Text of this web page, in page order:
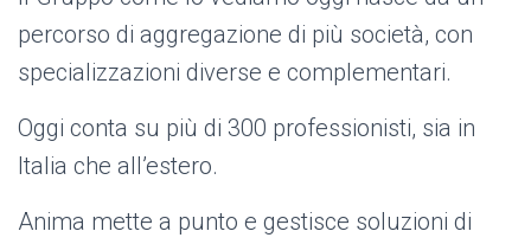
percorso di aggregazione di più società, con
specializzazioni diverse e complementari.
Oggi conta su più di 300 professionisti, sia in
Italia che all’estero.
Anima mette a punto e gestisce soluzioni di